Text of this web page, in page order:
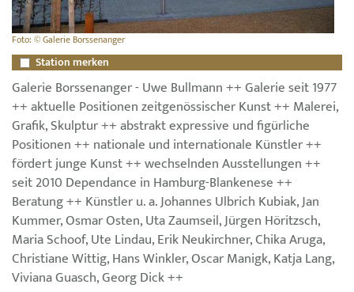
Foto: © Galerie Borssenanger
Station merken
Galerie Borssenanger - Uwe Bullmann ++ Galerie seit 1977
++ aktuelle Positionen zeitgenössischer Kunst ++ Malerei,
Grafik, Skulptur ++ abstrakt expressive und figürliche
Positionen ++ nationale und internationale Künstler ++
fördert junge Kunst ++ wechselnden Ausstellungen ++
seit 2010 Dependance in Hamburg-Blankenese ++
Beratung ++ Künstler u. a. Johannes Ulbrich Kubiak, Jan
Kummer, Osmar Osten, Uta Zaumseil, Jürgen Höritzsch,
Maria Schoof, Ute Lindau, Erik Neukirchner, Chika Aruga,
Christiane Wittig, Hans Winkler, Oscar Manigk, Katja Lang,
Viviana Guasch, Georg Dick ++